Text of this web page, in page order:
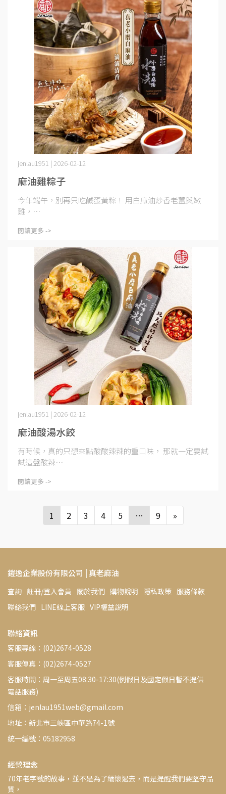
麻油雞粽子
jenlau1951 | 2026-02-12
今年端午，別再只吃鹹蛋黃粽！ 用白麻油炒香老薑與嫩
雞，⋯
閱讀更多 ->
麻油酸湯水餃
jenlau1951 | 2026-02-12
有時候，真的只想來點酸酸辣辣的重口味， 那就一定要試
試這盤酸辣⋯
閱讀更多 ->
1 2 3 4 5 … 9 »
鎧逸企業股份有限公司 | 真老麻油
查詢 註冊/登入會員 關於我們 購物說明 隱私政策 服務條款
聯絡我們 LINE線上客服 VIP權益說明
聯絡資訊
客服專線：(02)2674-0528
客服傳真：(02)2674-0527
客服時間：周一至周五08:30-17:30(例假日及國定假日暫不提供
電話服務)
信箱：jenlau1951web@gmail.com
地址：新北市三峽區中華路74-1號
統一編號：05182958
經營理念
70年老字號的故事，並不是為了緬懷過去，而是提醒我們要堅守品
質，